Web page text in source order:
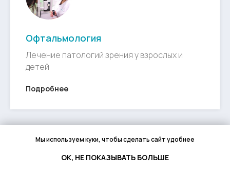
Мы используем куки, чтобы сделать сайт удобнее
ОК, НЕ ПОКАЗЫВАТЬ БОЛЬШЕ
Офтальмология
Лечение патологий зрения у взрослых и
детей
Подробнее
Все направления